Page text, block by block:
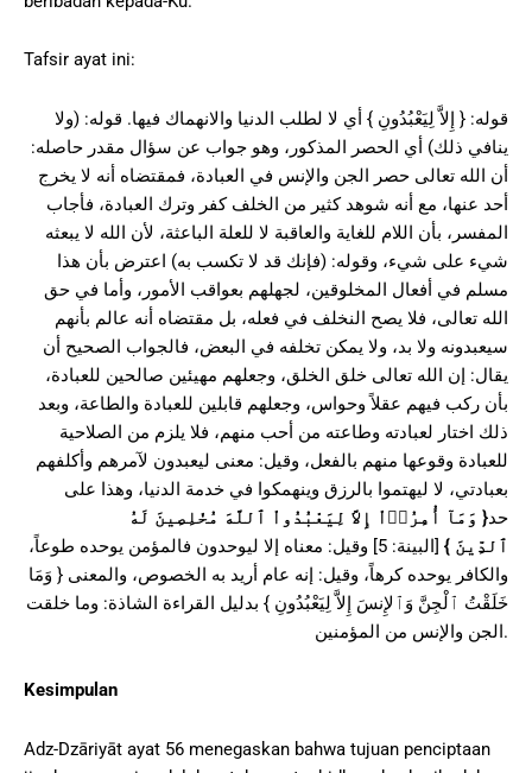
Tafsir ayat ini:
قوله: { إِلاَّ لِيَعْبُدُونِ } أي لا لطلب الدنيا والانهماك فيها. قوله: (ولا
ينافي ذلك) أي الحصر المذكور، وهو جواب عن سؤال مقدر حاصله:
أن الله تعالى حصر الجن والإنس في العبادة، فمقتضاه أنه لا يخرج
أحد عنها، مع أنه شوهد كثير من الخلف كفر وترك العبادة، فأجاب
المفسر، بأن اللام للغاية والعاقبة لا للعلة الباعثة، لأن الله لا يبعثه
شيء على شيء، وقوله: (فإنك قد لا تكسب به) اعترض بأن هذا
مسلم في أفعال المخلوقين، لجهلهم بعواقب الأمور، وأما في حق
الله تعالى، فلا يصح النخلف في فعله، بل مقتضاه أنه عالم بأنهم
سيعبدونه ولا بد، ولا يمكن تخلفه في البعض، فالجواب الصحيح أن
يقال: إن الله تعالى خلق الخلق، وجعلهم مهيئين صالحين للعبادة،
بأن ركب فيهم عقلاً وحواس، وجعلهم قابلين للعبادة والطاعة، وبعد
ذلك اختار لعبادته وطاعته من أحب منهم، فلا يلزم من الصلاحية
للعبادة وقوعها منهم بالفعل، وقيل: معنى ليعبدون لآمرهم وأكلفهم
بعبادتي، لا ليهتموا بالرزق وينهمكوا في خدمة الدنيا، وهذا على
حد{ وَمَآ أُمِرُوۤاْ إِلاَّ لِيَعْبُدُواْ ٱللَّهَ مُخْلِصِينَ لَهُ
ٱلدِّينَ }
[البينة: 5] وقيل: معناه إلا ليوحدون فالمؤمن يوحده طوعاً،
والكافر يوحده كرهاً، وقيل: إنه عام أريد به الخصوص، والمعنى { وَمَا
خَلَقْتُ ٱلْجِنَّ وَٱلإِنسَ إِلاَّ لِيَعْبُدُونِ } بدليل القراءة الشاذة: وما خلقت
الجن والإنس من المؤمنين.
Kesimpulan
Adz-Dzāriyāt ayat 56 menegaskan bahwa tujuan penciptaan